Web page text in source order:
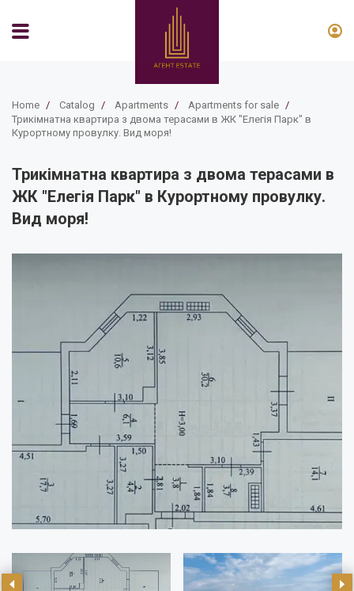
Home / Catalog / Apartments / Apartments for sale /
Трикімнатна квартира з двома терасами в ЖК "Елегія Парк" в
Курортному провулку. Вид моря!
Трикімнатна квартира з двома терасами в
ЖК "Елегія Парк" в Курортному провулку.
Вид моря!